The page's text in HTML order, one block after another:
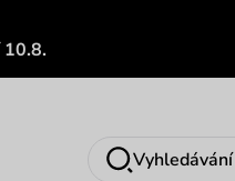
Vyhledávání